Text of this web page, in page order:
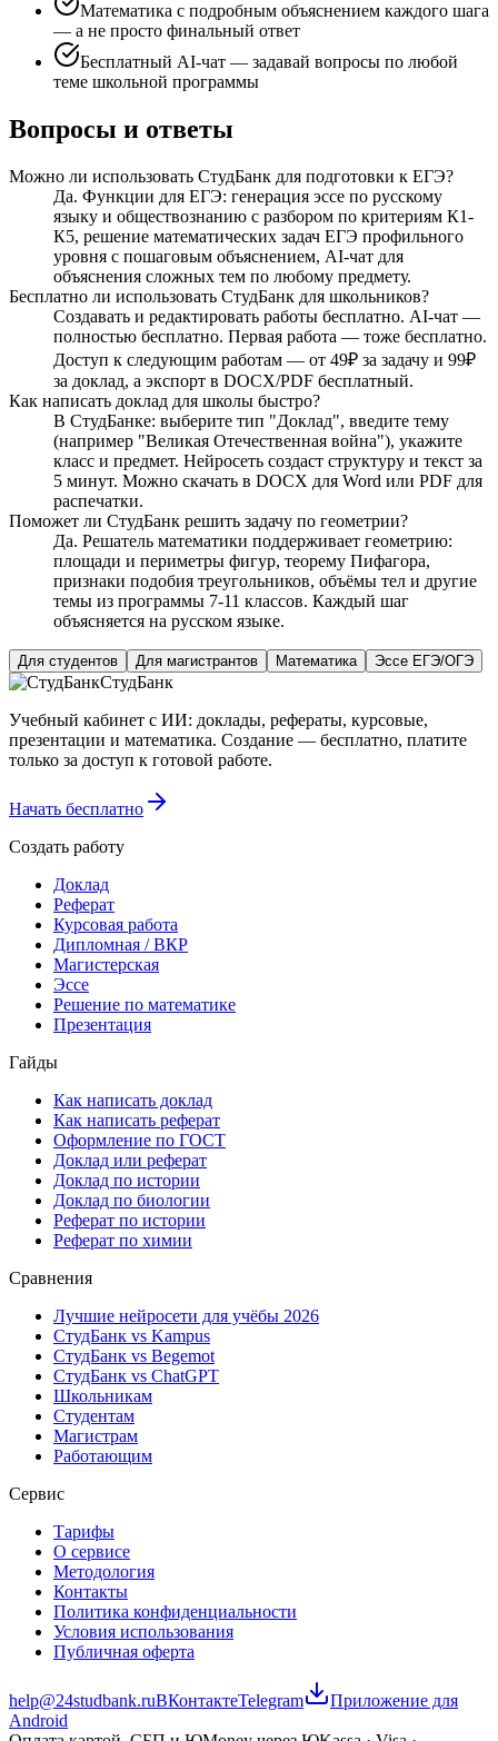
Математика с подробным объяснением каждого шага
— а не просто финальный ответ
Бесплатный AI-чат — задавай вопросы по любой
теме школьной программы
Вопросы и ответы
Можно ли использовать СтудБанк для подготовки к ЕГЭ?
Да. Функции для ЕГЭ: генерация эссе по русскому
языку и обществознанию с разбором по критериям К1-
К5, решение математических задач ЕГЭ профильного
уровня с пошаговым объяснением, AI-чат для
объяснения сложных тем по любому предмету.
Бесплатно ли использовать СтудБанк для школьников?
Создавать и редактировать работы бесплатно. AI-чат —
полностью бесплатно. Первая работа — тоже бесплатно.
Доступ к следующим работам — от 49₽ за задачу и 99₽
за доклад, а экспорт в DOCX/PDF бесплатный.
Как написать доклад для школы быстро?
В СтудБанке: выберите тип "Доклад", введите тему
(например "Великая Отечественная война"), укажите
класс и предмет. Нейросеть создаст структуру и текст за
5 минут. Можно скачать в DOCX для Word или PDF для
распечатки.
Поможет ли СтудБанк решить задачу по геометрии?
Да. Решатель математики поддерживает геометрию:
площади и периметры фигур, теорему Пифагора,
признаки подобия треугольников, объёмы тел и другие
темы из программы 7-11 классов. Каждый шаг
объясняется на русском языке.
Для студентов Для магистрантов Математика Эссе ЕГЭ/ОГЭ
СтудБанк
Учебный кабинет с ИИ: доклады, рефераты, курсовые,
презентации и математика. Создание — бесплатно, платите
только за доступ к готовой работе.
Начать бесплатно
Создать работу
Доклад
Реферат
Курсовая работа
Дипломная / ВКР
Магистерская
Эссе
Решение по математике
Презентация
Гайды
Как написать доклад
Как написать реферат
Оформление по ГОСТ
Доклад или реферат
Доклад по истории
Доклад по биологии
Реферат по истории
Реферат по химии
Сравнения
Лучшие нейросети для учёбы 2026
СтудБанк vs Kampus
СтудБанк vs Begemot
СтудБанк vs ChatGPT
Школьникам
Студентам
Магистрам
Работающим
Сервис
Тарифы
О сервисе
Методология
Контакты
Политика конфиденциальности
Условия использования
Публичная оферта
help@24studbank.ruВКонтактеTelegram
Приложение для
Android